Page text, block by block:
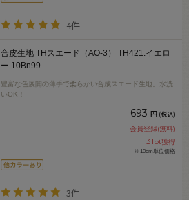
4件
合皮生地 THスエード（AO-3） TH421.イエロ
ー 10Bn99_
豊富な色展開の薄手で柔らかい合成スエード生地。水洗
いOK！
693 円 (税込)
会員登録(無料)
31pt獲得
※10cm単位価格
3件